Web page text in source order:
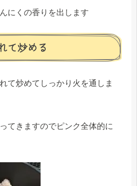
にくの香りを出します
て炒める
て炒めてしっかり火を通しま
てきますのでピンク全体的に